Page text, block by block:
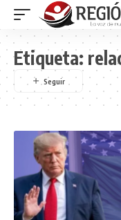
Etiqueta: